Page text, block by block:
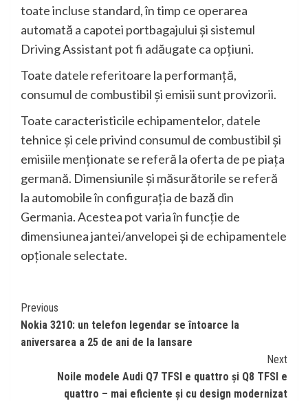
toate incluse standard, în timp ce operarea
automată a capotei portbagajului şi sistemul
Driving Assistant pot fi adăugate ca opţiuni.
Toate datele referitoare la performanţă,
consumul de combustibil şi emisii sunt provizorii.
Toate caracteristicile echipamentelor, datele
tehnice şi cele privind consumul de combustibil şi
emisiile menţionate se referă la oferta de pe piaţa
germană. Dimensiunile şi măsurătorile se referă
la automobile în configuraţia de bază din
Germania. Acestea pot varia în funcţie de
dimensiunea jantei/anvelopei şi de echipamentele
opţionale selectate.
Continue
Reading
Previous
Nokia 3210: un telefon legendar se întoarce la
aniversarea a 25 de ani de la lansare
Next
Noile modele Audi Q7 TFSI e quattro și Q8 TFSI e
quattro – mai eficiente și cu design modernizat